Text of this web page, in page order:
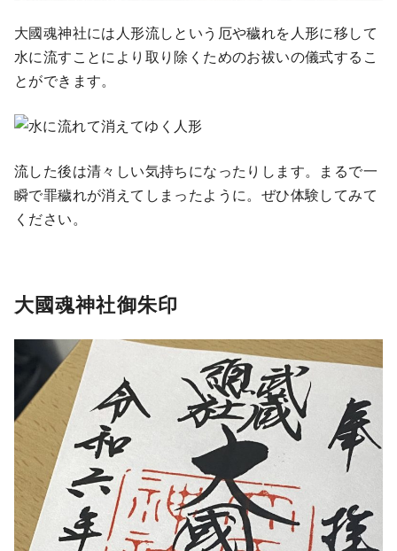
大國魂神社には人形流しという厄や穢れを人形に移して
水に流すことにより取り除くためのお祓いの儀式するこ
とができます。
流した後は清々しい気持ちになったりします。まるで一
瞬で罪穢れが消えてしまったように。ぜひ体験してみて
ください。
大國魂神社御朱印